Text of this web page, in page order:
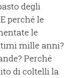
degli
perché le
le
mille anni?
Perché
di coltelli la